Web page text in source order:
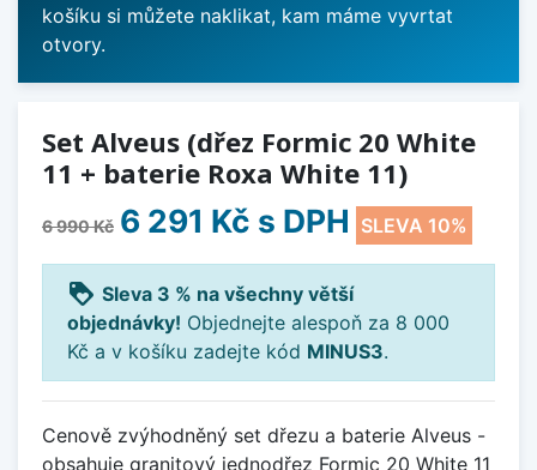
košíku si můžete naklikat, kam máme vyvrtat
otvory.
Set Alveus (dřez Formic 20 White
11 + baterie Roxa White 11)
6 990 Kč 6 291 Kč s DPH SLEVA 10%
loyalty Sleva 3 % na všechny větší
objednávky! Objednejte alespoň za 8 000
Kč a v košíku zadejte kód MINUS3.
Cenově zvýhodněný set dřezu a baterie Alveus -
obsahuje granitový jednodřez Formic 20 White 11